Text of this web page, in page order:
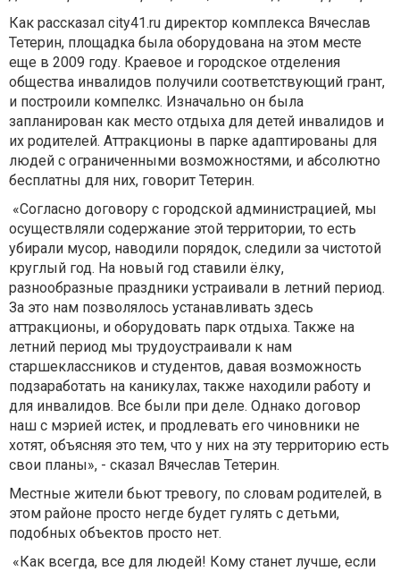
Как рассказал city41.ru директор комплекса Вячеслав
Тетерин, площадка была оборудована на этом месте
еще в 2009 году. Краевое и городское отделения
общества инвалидов получили соответствующий грант,
и построили компелкс. Изначально он была
запланирован как место отдыха для детей инвалидов и
их родителей. Аттракционы в парке адаптированы для
людей с ограниченными возможностями, и абсолютно
бесплатны для них, говорит Тетерин.
«Согласно договору с городской администрацией, мы
осуществляли содержание этой территории, то есть
убирали мусор, наводили порядок, следили за чистотой
круглый год. На новый год ставили ёлку,
разнообразные праздники устраивали в летний период.
За это нам позволялось устанавливать здесь
аттракционы, и оборудовать парк отдыха. Также на
летний период мы трудоустраивали к нам
старшеклассников и студентов, давая возможность
подзаработать на каникулах, также находили работу и
для инвалидов. Все были при деле. Однако договор
наш с мэрией истек, и продлевать его чиновники не
хотят, объясняя это тем, что у них на эту территорию есть
свои планы», - сказал Вячеслав Тетерин.
Местные жители бьют тревогу, по словам родителей, в
этом районе просто негде будет гулять с детьми,
подобных объектов просто нет.
«Как всегда, все для людей! Кому станет лучше, если